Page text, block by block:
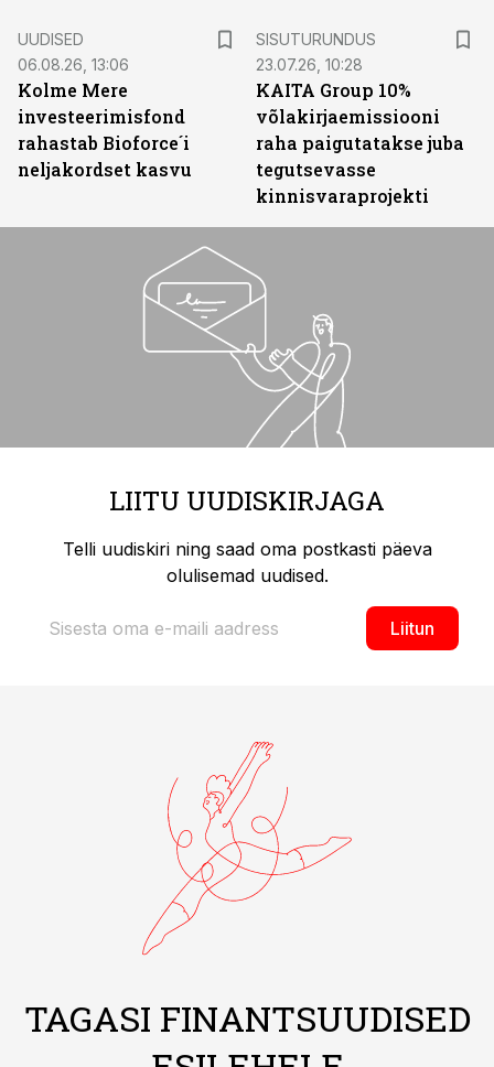
UUDISED
06.08.26, 13:06
Kolme Mere
investeerimisfond
rahastab Bioforce´i
neljakordset kasvu
SISUTURUNDUS
23.07.26, 10:28
KAITA Group 10%
võlakirjaemissiooni
raha paigutatakse juba
tegutsevasse
kinnisvaraprojekti
LIITU UUDISKIRJAGA
Telli uudiskiri ning saad oma postkasti päeva
olulisemad uudised.
Liitun
TAGASI FINANTSUUDISED